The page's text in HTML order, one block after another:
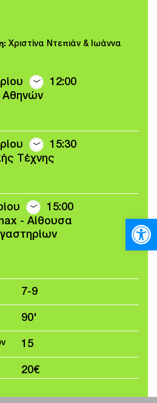
Χριστίνα Ντεπιάν & Ιωάννα
12:00
Αθηνών
15:30
Τέχνης
15:00
- Αίθουσα
7-9
90'
15
20€